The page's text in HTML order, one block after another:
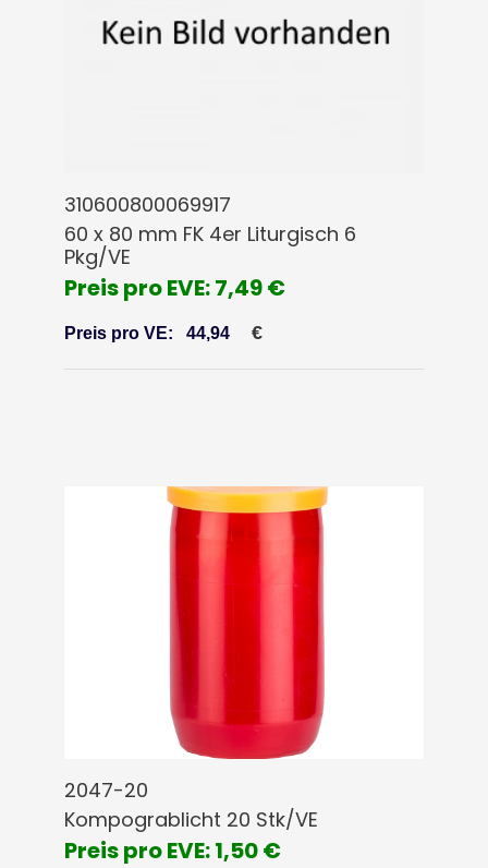
310600800069917
60 x 80 mm FK 4er Liturgisch 6
Pkg/VE
Preis pro EVE: 7,49 €
Preis pro VE: 44,94 €
2047-20
Kompograblicht 20 Stk/VE
Preis pro EVE: 1,50 €